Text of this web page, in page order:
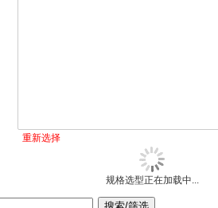
重新选择
规格选型正在加载中...